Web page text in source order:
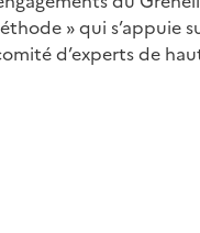
» qui s’appuie
d’experts de